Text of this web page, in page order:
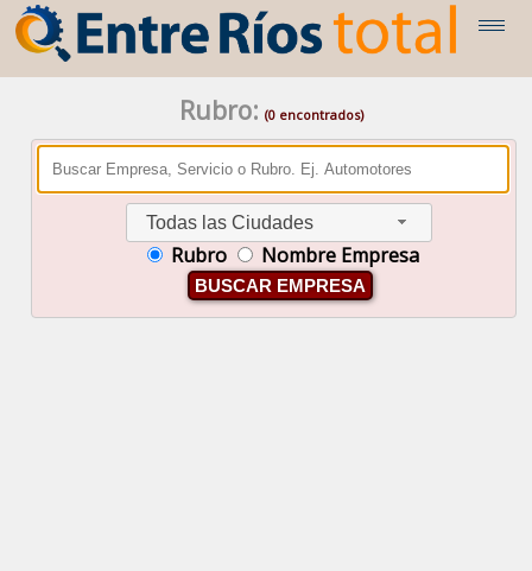
Rubro: (0 encontrados)
Todas las Ciudades
Rubro Nombre Empresa
BUSCAR EMPRESA